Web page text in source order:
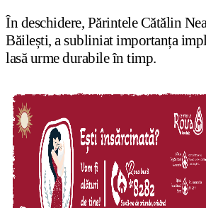
În deschidere, Părintele Cătălin
Băilești, a subliniat importanța
lasă urme durabile în timp.